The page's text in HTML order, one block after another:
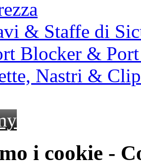
& Staffe di
Blocker &
Nastri &
i cookie -